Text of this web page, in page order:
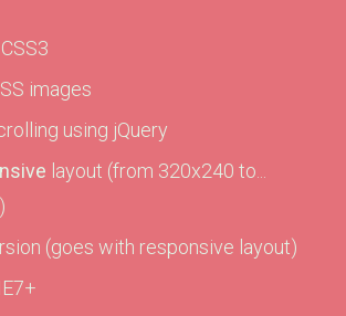
images
using jQuery
layout (from 320x240 to...
(goes with responsive layout)